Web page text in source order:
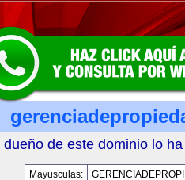
dueño de este dominio lo
Mayusculas: